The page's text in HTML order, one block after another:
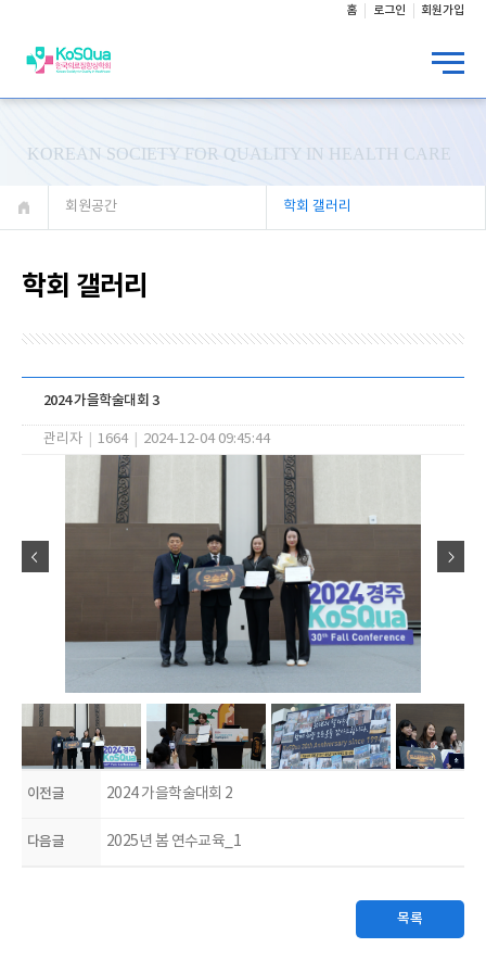
홈 로그인 회원가입
KOREAN SOCIETY FOR QUALITY IN HEALTH CARE
회원공간 학회 갤러리
학회 갤러리
2024 가을학술대회 3
관리자 1664 2024-12-04 09:45:44
이전글 2024 가을학술대회 2
다음글 2025년 봄 연수교육_1
목록